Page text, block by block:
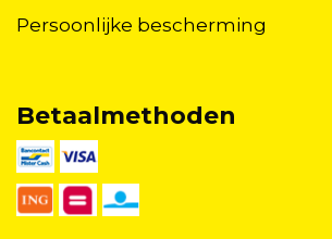
Persoonlijke bescherming
Betaalmethoden